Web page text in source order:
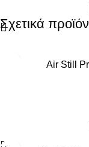
Σχετικά
Air Still